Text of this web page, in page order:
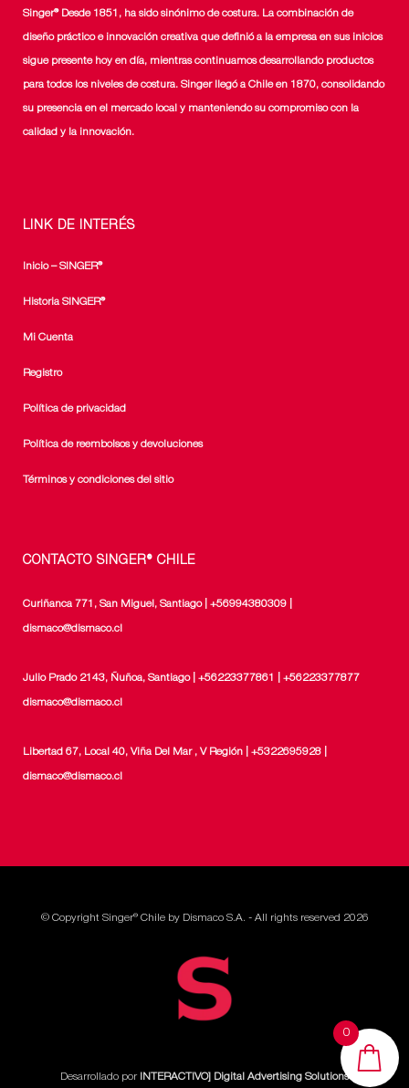
Singer® Desde 1851, ha sido sinónimo de costura. La combinación de
diseño práctico e innovación creativa que definió a la empresa en sus inicios
sigue presente hoy en día, mientras continuamos desarrollando productos
para todos los niveles de costura. Singer llegó a Chile en 1870, consolidando
su presencia en el mercado local y manteniendo su compromiso con la
calidad y la innovación.
LINK DE INTERÉS
Inicio – SINGER®
Historia SINGER®
Mi Cuenta
Registro
Política de privacidad
Política de reembolsos y devoluciones
Términos y condiciones del sitio
CONTACTO SINGER® CHILE
Curiñanca 771, San Miguel, Santiago | +56994380309 |
dismaco@dismaco.cl
Julio Prado 2143, Ñuñoa, Santiago | +56223377861 | +56223377877
dismaco@dismaco.cl
Libertad 67, Local 40, Viña Del Mar , V Región | +5322695928 |
dismaco@dismaco.cl
© Copyright Singer® Chile by Dismaco S.A. - All rights reserved 2026
Desarrollado por INTERACTIVO] Digital Advertising Solutions
0